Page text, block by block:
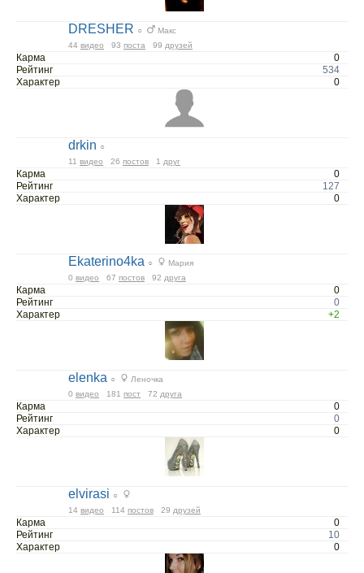
DRESHER ○
Макс
44 видео 93 поста 99 друзей
Карма
0
Рейтинг
534
Характер
0
drkin ○
11 видео 26 постов 1 друг
Карма
0
Рейтинг
127
Характер
0
Ekaterino4ka ○
Мария
0 видео 67 постов 92 друга
Карма
0
Рейтинг
0
Характер
+2
elenka ○
Леночка
0 видео 181 пост 72 друга
Карма
0
Рейтинг
0
Характер
0
elvirasi ○
14 видео 114 постов 29 друзей
Карма
0
Рейтинг
10
Характер
0